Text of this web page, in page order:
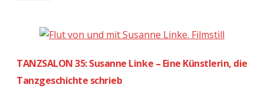
TANZSALON 35: Susanne Linke – Eine Künstlerin, die
Tanzgeschichte schrieb